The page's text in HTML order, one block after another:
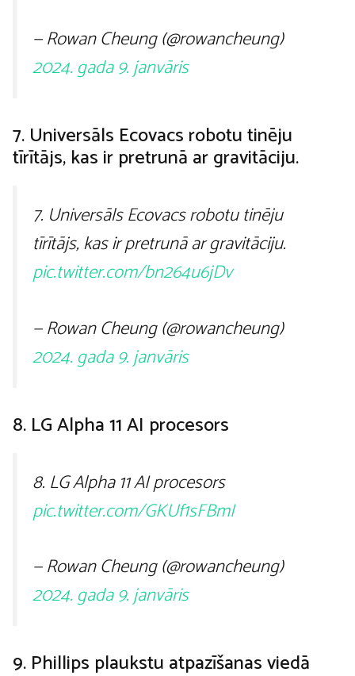
— Rowan Cheung (@rowancheung)
2024. gada 9. janvāris
7. Universāls Ecovacs robotu tinēju
tīrītājs, kas ir pretrunā ar gravitāciju.
7. Universāls Ecovacs robotu tinēju
tīrītājs, kas ir pretrunā ar gravitāciju.
pic.twitter.com/bn264u6jDv
— Rowan Cheung (@rowancheung)
2024. gada 9. janvāris
8. LG Alpha 11 AI procesors
8. LG Alpha 11 AI procesors
pic.twitter.com/GKUf1sFBmI
— Rowan Cheung (@rowancheung)
2024. gada 9. janvāris
9. Phillips plaukstu atpazīšanas viedā